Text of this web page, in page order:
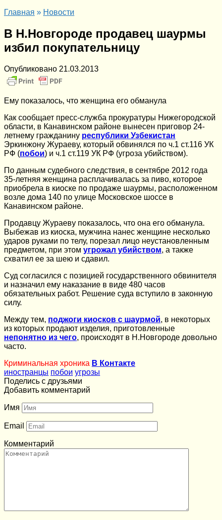
Главная » Новости
В Н.Новгороде продавец шаурмы
избил покупательницу
Опубликовано 21.03.2013
Ему показалось, что женщина его обманула
Как сообщает пресс-служба прокуратуры Нижегородской
области, в Канавинском районе вынесен приговор 24-
летнему гражданину республики Узбекистан
Эркинжону Жураеву, который обвинялся по ч.1 ст.116 УК
РФ (побои) и ч.1 ст.119 УК РФ (угроза убийством).
По данным судебного следствия, в сентябре 2012 года
35-летняя женщина расплачивалась за пиво, которое
приобрела в киоске по продаже шаурмы, расположенном
возле дома 140 по улице Московское шоссе в
Канавинском районе.
Продавцу Жураеву показалось, что она его обманула.
Выбежав из киоска, мужчина нанес женщине несколько
ударов руками по телу, порезал лицо неустановленным
предметом, при этом угрожал убийством, а также
схватил ее за шею и сдавил.
Суд согласился с позицией государственного обвинителя
и назначил ему наказание в виде 480 часов
обязательных работ. Решение суда вступило в законную
силу.
Между тем, поджоги киосков с шаурмой, в некоторых
из которых продают изделия, приготовленные
непонятно из чего, происходят в Н.Новгороде довольно
часто.
Криминальная хроника В Контакте
иностранцы побои угрозы
Поделись с друзьями
Добавить комментарий
Имя
Email
Комментарий